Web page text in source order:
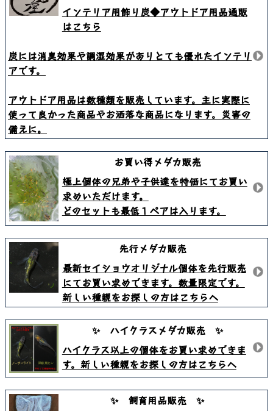
インテリア用飾り炭◆アウトドア用品通販
はこちら
炭には消臭効果や調湿効果がありとても優れたインテリ
アです。
アウトドア用品は数種類を販売しています。主に実際に
使って良かった商品やお洒落な商品になります。災害の
備えに。
お買い得メダカ販売
極上個体の兄弟や子供達を特価にてお買い
求めいただけます。
どのセットも最低１ペアは入ります。
先行メダカ販売
最新セイショウオリジナル個体を先行販売
にてお買い求めできます。数量限定です。
新しい種親をお探しの方はこちらへ
✨ ハイクラスメダカ販売 ✨
ハイクラス以上の個体をお買い求めできま
す。新しい種親をお探しの方はこちらへ
✨ 飼育用品販売 ✨